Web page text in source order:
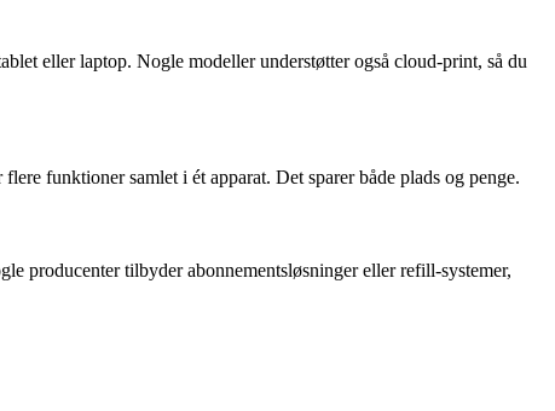
eller laptop. Nogle modeller understøtter også cloud-print, så du
funktioner samlet i ét apparat. Det sparer både plads og penge.
producenter tilbyder abonnementsløsninger eller refill-systemer,